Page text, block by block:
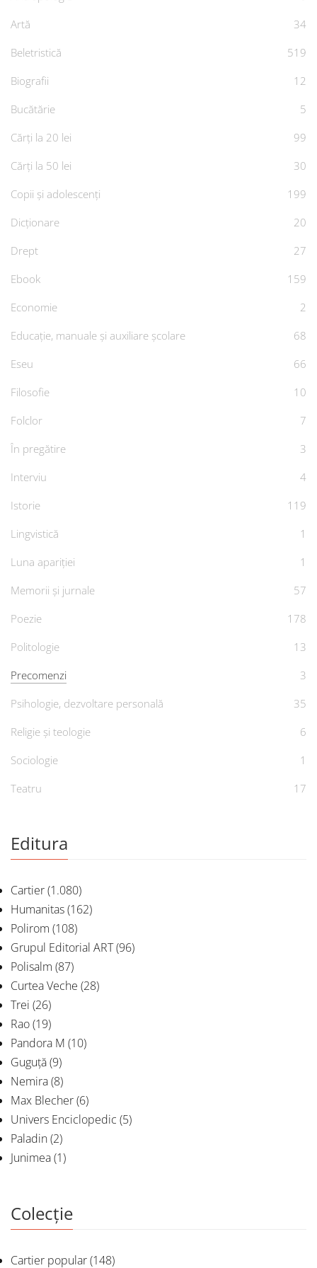
Artă
34
Beletristică
519
Biografii
12
Bucătărie
5
Cărți la 20 lei
99
Cărți la 50 lei
30
Copii și adolescenți
199
Dicționare
20
Drept
27
Ebook
159
Economie
2
Educație, manuale și auxiliare școlare
68
Eseu
66
Filosofie
10
Folclor
7
În pregătire
3
Interviu
4
Istorie
119
Lingvistică
1
Luna apariției
1
Memorii și jurnale
57
Poezie
178
Politologie
13
Precomenzi
3
Psihologie, dezvoltare personală
35
Religie și teologie
6
Sociologie
1
Teatru
17
Editura
Cartier(1.080)
Humanitas(162)
Polirom (108)
Grupul Editorial ART(96)
Polisalm (87)
Curtea Veche (28)
Trei (26)
Rao(19)
Pandora M (10)
Guguță(9)
Nemira(8)
Max Blecher(6)
Univers Enciclopedic (5)
Paladin(2)
Junimea(1)
Colecție
Cartier popular(148)